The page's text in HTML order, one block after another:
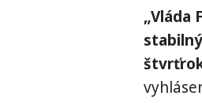
„Vláda